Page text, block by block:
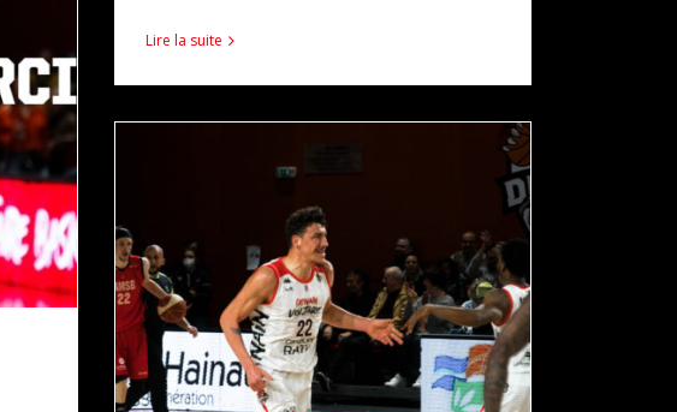
Lire la suite
DIRECTION LORIENT POUR QUENTIN LOSSER